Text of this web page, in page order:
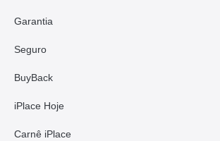
Garantia
Seguro
BuyBack
iPlace Hoje
Carnê iPlace